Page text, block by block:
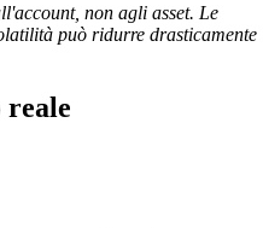
non agli asset. Le
può ridurre drasticamente
reale